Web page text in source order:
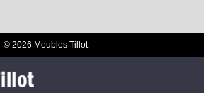
© 2026 Meubles Tillot